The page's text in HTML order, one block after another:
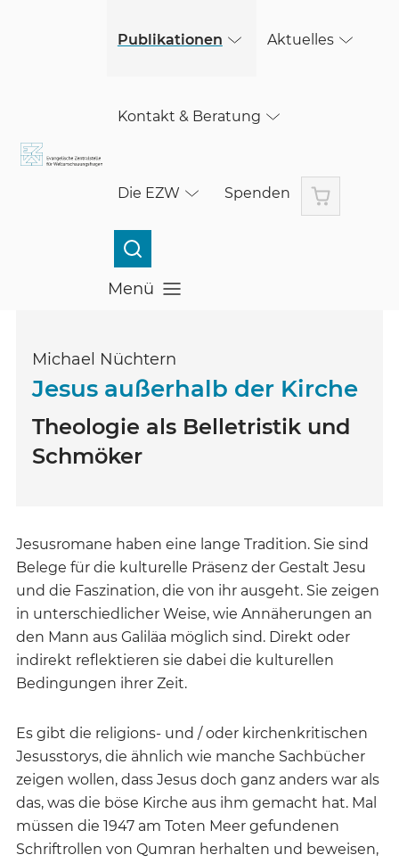
Publikationen Aktuelles
Kontakt & Beratung
Die EZW Spenden Warenkorb
Menü
Menü öffnen
Michael Nüchtern
Jesus außerhalb der Kirche
Theologie als Belletristik und
Schmöker
Jesusromane haben eine lange Tradition. Sie sind
Belege für die kulturelle Präsenz der Gestalt Jesu
und die Faszination, die von ihr ausgeht. Sie zeigen
in unterschiedlicher Weise, wie Annäherungen an
den Mann aus Galiläa möglich sind. Direkt oder
indirekt reflektieren sie dabei die kulturellen
Bedingungen ihrer Zeit.
Es gibt die religions- und / oder kirchenkritischen
Jesusstorys, die ähnlich wie manche Sachbücher
zeigen wollen, dass Jesus doch ganz anders war als
das, was die böse Kirche aus ihm gemacht hat. Mal
müssen die 1947 am Toten Meer gefundenen
Schriftrollen von Qumran herhalten und beweisen,